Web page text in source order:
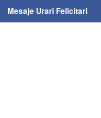
Mesaje Urari Felicitari